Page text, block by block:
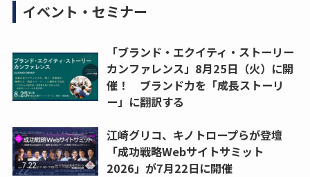
イベント・セミナー
「ブランド・エクイティ・ストーリー
カンファレンス」8月25日（火）に開
催！ ブランド力を「成長ストーリ
ー」に翻訳する
江崎グリコ、キノトロープらが登壇
「成功戦略Webサイトサミット
2026」が7月22日に開催